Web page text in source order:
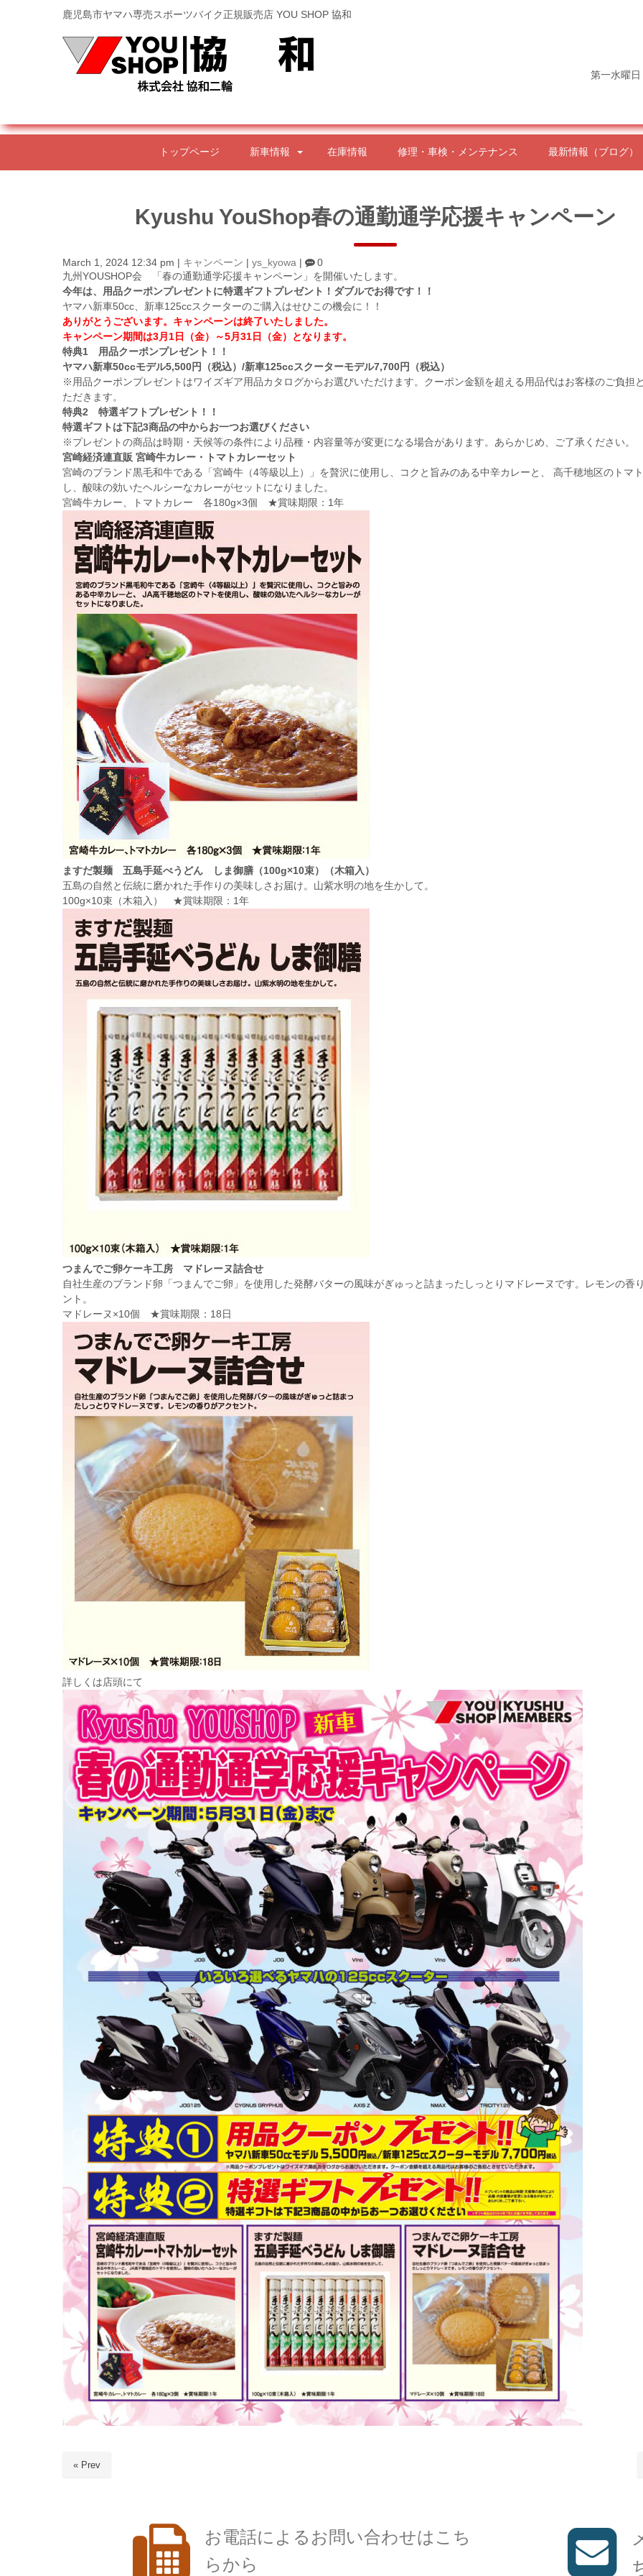
鹿児島市ヤマハ専売スポーツバイク正規販売店 YOU SHOP 協和
第一水曜日
トップページ 新車情報 在庫情報 修理・車検・メンテナンス 最新情報（ブログ）
Kyushu YouShop春の通勤通学応援キャンペーン
March 1, 2024 12:34 pm キャンペーン ys_kyowa
0
九州YOUSHOP会 「春の通勤通学応援キャンペーン」を開催いたします。
今年は、用品クーポンプレゼントに特選ギフトプレゼント！ダブルでお得です！！
ヤマハ新車50cc、新車125ccスクーターのご購入はせひこの機会に！！
ありがとうございます。キャンペーンは終了いたしました。
キャンペーン期間は3月1日（金）～5月31日（金）となります。
特典1 用品クーポンプレゼント！！
ヤマハ新車50ccモデル5,500円（税込）/新車125ccスクーターモデル7,700円（税込）
※用品クーポンプレゼントはワイズギア用品カタログからお選びいただけます。クーポン金額を超える用品代はお客様のご負担
ただきます。
特典2 特選ギフトプレゼント！！
特選ギフトは下記3商品の中からお一つお選びください
※プレゼントの商品は時期・天候等の条件により品種・内容量等が変更になる場合があります。あらかじめ、ご了承ください。
宮崎経済連直販 宮崎牛カレー・トマトカレーセット
宮崎のブランド黒毛和牛である「宮崎牛（4等級以上）」を贅沢に使用し、コクと旨みのある中辛カレーと、 高千穂地区のトマ
し、酸味の効いたヘルシーなカレーがセットになりました。
宮崎牛カレー、トマトカレー 各180g×3個 ★賞味期限：1年
ますだ製麺 五島手延べうどん しま御膳（100g×10束）（木箱入）
五島の自然と伝統に磨かれた手作りの美味しさお届け。山紫水明の地を生かして。
100g×10束（木箱入） ★賞味期限：1年
つまんでご卵ケーキ工房 マドレーヌ詰合せ
自社生産のブランド卵「つまんでご卵」を使用した発酵バターの風味がぎゅっと詰まったしっとりマドレーヌです。レモンの香
ント。
マドレーヌ×10個 ★賞味期限：18日
詳しくは店頭にて
« Prev
お電話によるお問い合わせはこち
らから